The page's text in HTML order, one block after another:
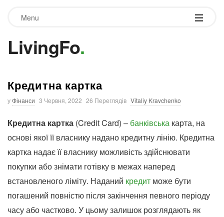
Menu
LivingFo.
Кредитна картка
уФінанси 3 Червня, 2022 26 Переглядів Vitaliy Kravchenko
Кредитна картка (Credit Card) – банківська карта, на
основі якої її власнику надано кредитну лінію. Кредитна
картка надає її власнику можливість здійснювати
покупки або знімати готівку в межах наперед
встановленого ліміту. Наданий кредит може бути
погашений повністю після закінчення певного періоду
часу або частково. У цьому залишок розглядають як